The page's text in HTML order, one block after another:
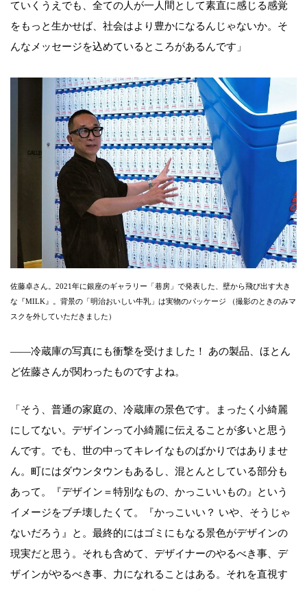
ていくうえでも、全ての人が一人間として素直に感じる感覚
をもっと生かせば、社会はより豊かになるんじゃないか。そ
んなメッセージを込めているところがあるんです」
佐藤卓さん。2021年に銀座のギャラリー「巷房」で発表した、壁から飛び出す大き
な『MILK』。背景の「明治おいしい牛乳」は実物のパッケージ （撮影のときのみマ
スクを外していただきました）
――冷蔵庫の写真にも衝撃を受けました！ あの製品、ほとん
ど佐藤さんが関わったものですよね。
「そう、普通の家庭の、冷蔵庫の景色です。まったく小綺麗
にしてない。デザインって小綺麗に伝えることが多いと思う
んです。でも、世の中ってキレイなものばかりではありませ
ん。町にはダウンタウンもあるし、混とんとしている部分も
あって。『デザイン＝特別なもの、かっこいいもの』という
イメージをブチ壊したくて。『かっこいい？ いや、そうじゃ
ないだろう』と。最終的にはゴミにもなる景色がデザインの
現実だと思う。それも含めて、デザイナーのやるべき事、デ
ザインがやるべき事、力になれることはある。それを直視す